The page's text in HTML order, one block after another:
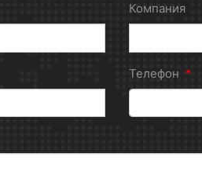
Компания
Телефон *